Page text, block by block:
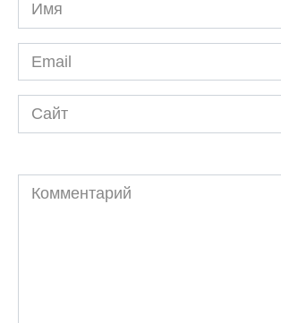
*
Email
*
Сайт
Комментарий